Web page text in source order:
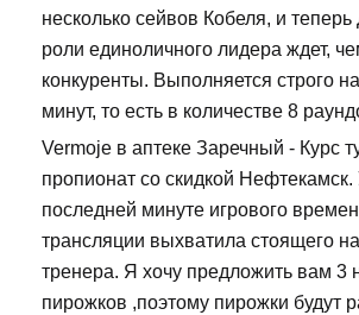
несколько сейвов Кобеля, и
роли единоличного лидера ждет,
конкуренты. Выполняется строго
минут, то есть в количестве 8
Vermoje в аптеке Заречный - Курс
пропионат со скидкой
последней минуте игрового
трансляции выхватила стоящего
тренера. Я хочу предложить вам 3
пирожков ,поэтому пирожки будут